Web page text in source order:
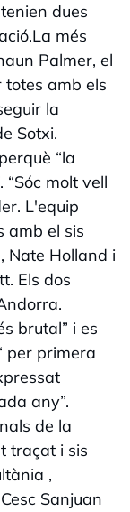
dues
més
Palmer, el
amb els
la
Sotxi.
“la
molt vell
L'equip
amb el sis
Nate Holland i
Els dos
brutal” i es
per primera
any”.
de la
traçat i sis
,
Sanjuan